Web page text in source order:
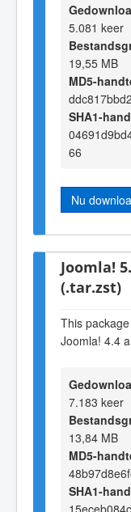
5.081 keer
19,55 MB
MD5-
SHA1-
66
Nu
Joomla!
(.tar.zst)
This
Joomla! 4.4
7.183 keer
13,84 MB
MD5-
SHA1-